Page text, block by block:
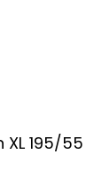
XL 195/55